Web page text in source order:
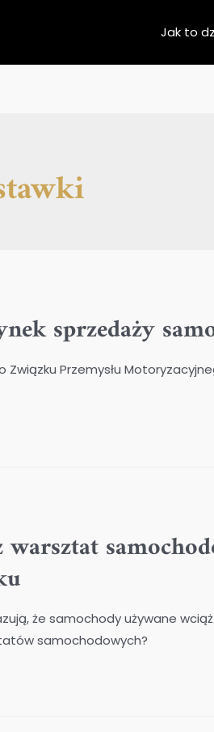
Jak to
sprzedaży
Związku Przemysłu
warsztat
że samochody używane
samochodowych?